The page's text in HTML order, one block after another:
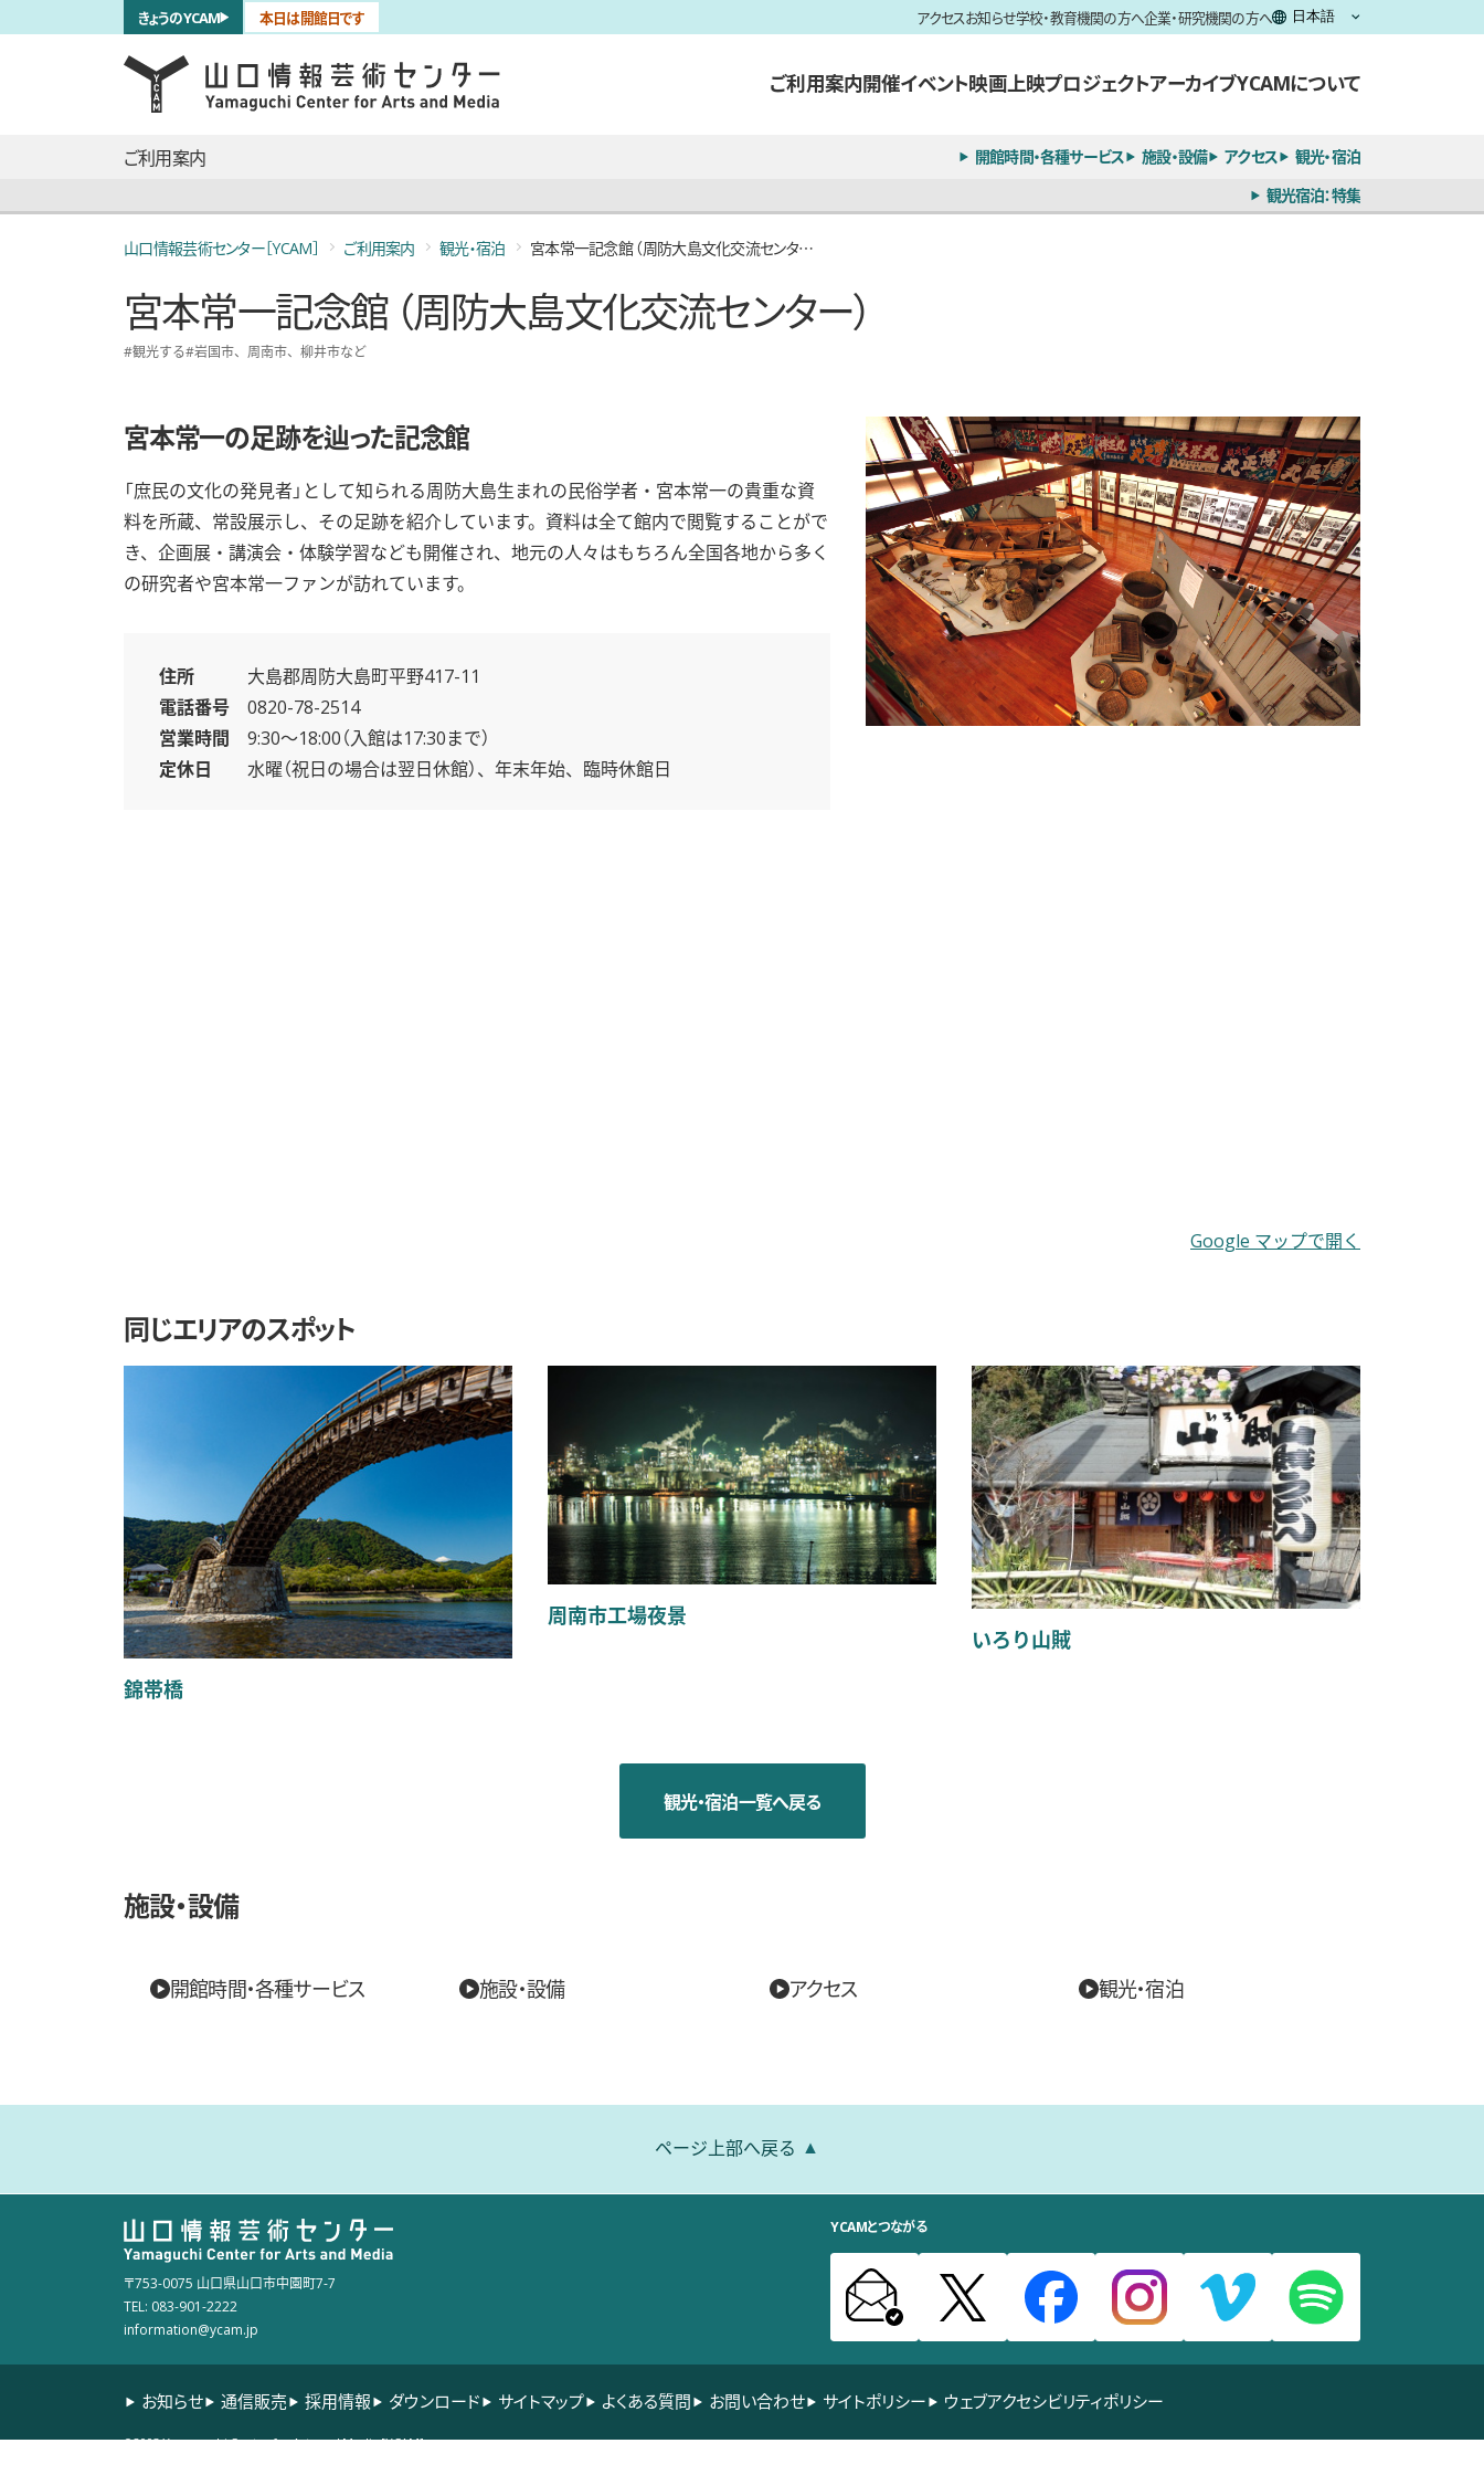
skip to main content 本日は開館日です
きょうのYCAM アクセスお知らせ学校・教育機関の方へ企業・研究機関の方へ
言語を切り替える
メインナビゲーション
ご利用案内開催イベント映画上映プロジェクトアーカイブYCAMについて
ご利用案内 開館時間・各種サービス 施設・設備 アクセス
観光・宿泊
観光宿泊：特集
山口情報芸術センター［YCAM］ ご利用案内 観光・宿泊 宮本常一記念館 （周防大島文化交流センター）
宮本常一記念館 （周防大島文化交流センター）
観光する 岩国市、周南市、柳井市など
宮本常一の足跡を辿った記念館
「庶民の文化の発見者」として知られる周防大島生まれの民俗学者・宮本常一の貴重な資
料を所蔵、常設展示し、その足跡を紹介しています。資料は全て館内で閲覧することがで
き、企画展・講演会・体験学習なども開催され、地元の人々はもちろん全国各地から多く
の研究者や宮本常一ファンが訪れています。
基本情報
住所
大島郡周防大島町平野417-11
電話番号
0820-78-2514
営業時間
9:30〜18:00（入館は17:30まで）
定休日
水曜（祝日の場合は翌日休館）、年末年始、臨時休館日
Google マップで開く
同じエリアのスポット
錦帯橋
周南市工場夜景
いろり山賊
観光・宿泊一覧へ戻る
施設・設備
開館時間・各種サービス 施設・設備 アクセス 観光・宿泊
ページ上部へ戻る
〒753-0075 山口県山口市中園町7-7
TEL: 083-901-2222
information@ycam.jp
YCAMとつながる
お知らせ 通信販売 採用情報 ダウンロード サイトマップ よくある質問 お問い合わせ サイトポリシー ウェブアクセシビリティポリシー
©2003 Yamaguchi Center for Arts and Media [YCAM]